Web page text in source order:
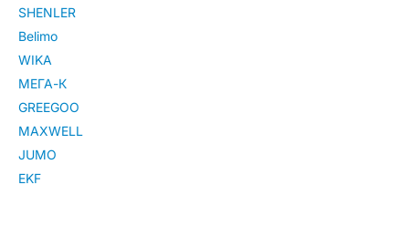
SHENLER
Belimo
WIKA
МЕГА-К
GREEGOO
MAXWELL
JUMO
EKF